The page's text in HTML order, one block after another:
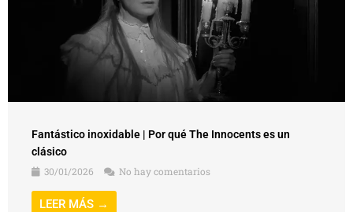
Fantástico inoxidable | Por qué The Innocents es un
clásico
30/01/2026
No hay comentarios
LEER MÁS →